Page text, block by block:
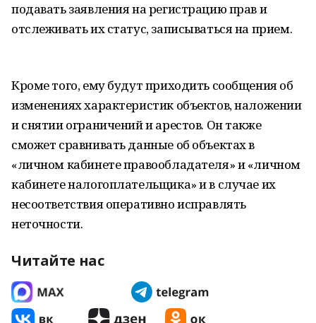
подавать заявления на регистрацию прав и
отслеживать их статус, записываться на прием.
Кроме того, ему будут приходить сообщения об
изменениях характеристик объектов, наложении
и снятии ограничений и арестов. Он также
сможет сравнивать данные об объектах в
«личном кабинете правообладателя» и «личном
кабинете налогоплательщика» и в случае их
несоответствия оперативно исправлять
неточности.
Читайте нас